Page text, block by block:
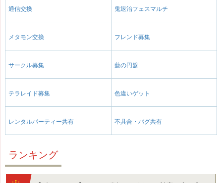
通信交換 鬼退治フェスマルチ
メタモン交換 フレンド募集
サークル募集 藍の円盤
テラレイド募集 色違いゲット
レンタルパーティー共有 不具合・バグ共有
ランキング